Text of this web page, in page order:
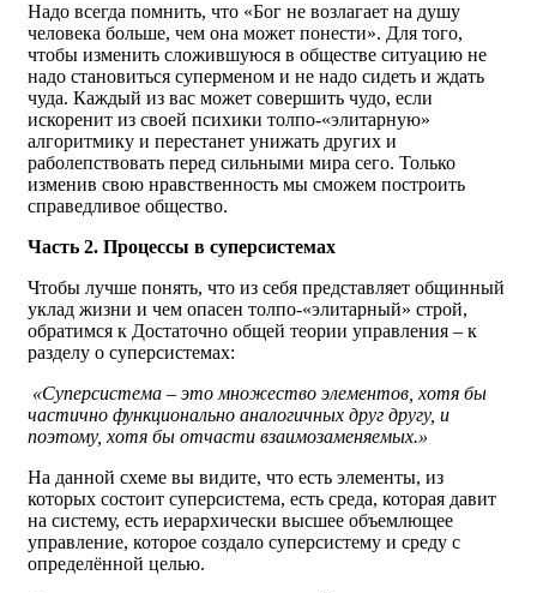
Надо всегда помнить, что «Бог не возлагает на душу
человека больше, чем она может понести». Для того,
чтобы изменить сложившуюся в обществе ситуацию не
надо становиться суперменом и не надо сидеть и ждать
чуда. Каждый из вас может совершить чудо, если
искоренит из своей психики толпо-«элитарную»
алгоритмику и перестанет унижать других и
раболепствовать перед сильными мира сего. Только
изменив свою нравственность мы сможем построить
справедливое общество.
Часть 2. Процессы в суперсистемах
Чтобы лучше понять, что из себя представляет общинный
уклад жизни и чем опасен толпо-«элитарный» строй,
обратимся к Достаточно общей теории управления – к
разделу о суперсистемах:
«Суперсистема – это множество элементов, хотя бы
частично функционально аналогичных друг другу, и
поэтому, хотя бы отчасти взаимозаменяемых.»
На данной схеме вы видите, что есть элементы, из
которых состоит суперсистема, есть среда, которая давит
на систему, есть иерархически высшее объемлющее
управление, которое создало суперсистему и среду с
определённой целью.